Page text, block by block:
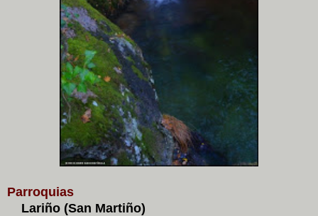
Parroquias
Lariño (San Martiño)